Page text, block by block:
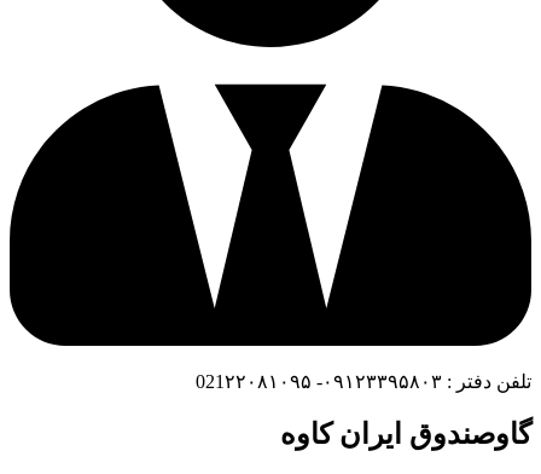
تلفن دفتر : ۰۹۱۲۳۳۹۵۸۰۳- 021۲۲۰۸۱۰۹۵
گاوصندوق ایران کاوه